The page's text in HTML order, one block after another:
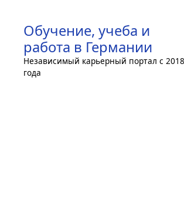
content
Обучение, учеба и
работа в Германии
Независимый карьерный портал с 2018
года